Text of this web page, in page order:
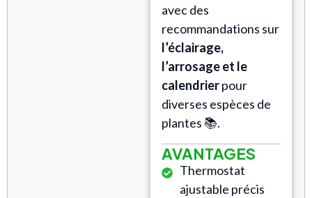
avec des
recommandations sur
l’éclairage,
l’arrosage et le
calendrierpour
diverses espèces de
plantes 📚.
AVANTAGES
Thermostat
ajustable précis